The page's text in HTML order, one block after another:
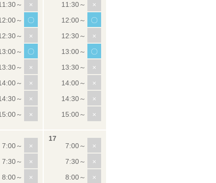
×
〇
×
〇
×
×
×
×
×
〇
×
〇
×
×
×
×
×
×
×
×
×
×